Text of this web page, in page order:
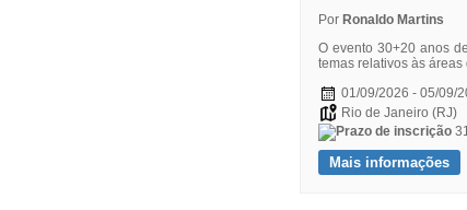
Por Ronaldo Martins
O evento 30+20 anos
temas relativos às
01/09/2026 - 05/09/
Rio de Janeiro (RJ)
Mais informações